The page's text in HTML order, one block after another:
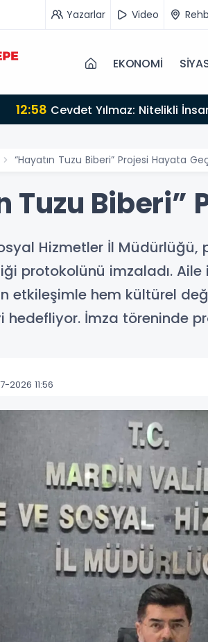
Yazarlar Video
EKONOMİ
12:58 Cevdet Yılmaz: Nitelikli
“Hayatın Tuzu Biberi” Projesi Hayata
Tuzu
Hizmetler İl
protokolünü imzaladı.
etkileşimle hem kültürel
hedefliyor. İmza töreninde
2026 11:56